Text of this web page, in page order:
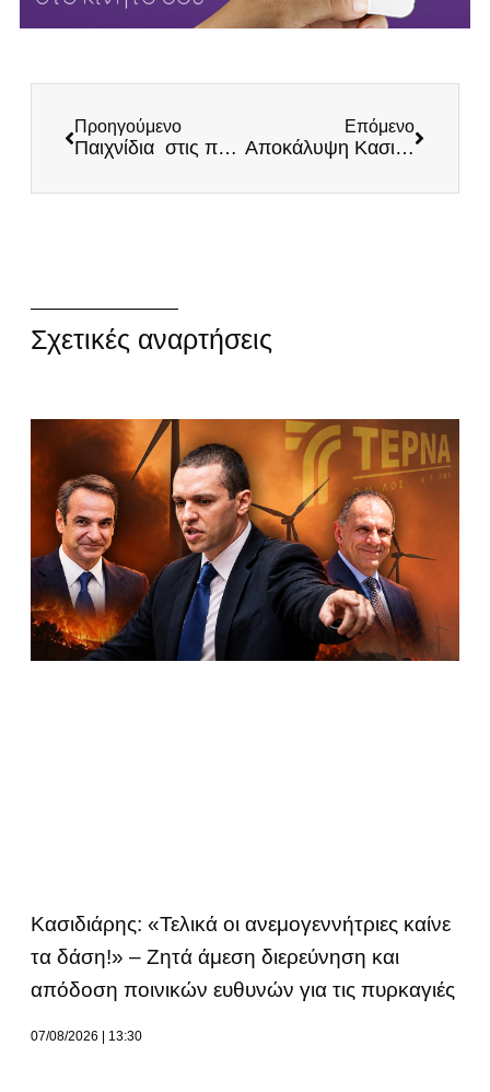
Προηγούμενο
Παιχνίδια στις πλάτες των αγροτών από την κυβέρνηση
Επόμενο
Αποκάλυψη Κασιδιάρη: Γιατί πληρώνουμε το ακριβότερο ρεύμα στην Ευρώπη (Βίντεο)
Σχετικές αναρτήσεις
Κασιδιάρης: «Τελικά οι ανεμογεννήτριες καίνε
τα δάση!» – Ζητά άμεση διερεύνηση και
απόδοση ποινικών ευθυνών για τις πυρκαγιές
07/08/2026 13:30